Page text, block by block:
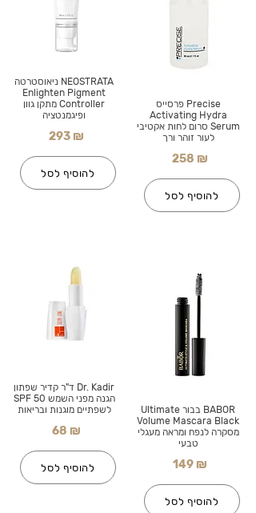
NEOSTRATA ניאוסטרטה
Enlighten Pigment
Controller מתקן גוון
ופיגמנטציה
293 ₪
להוסיף לסל
Dr. Kadir ד"ר קדיר שפתון
הגנה מפני השמש SPF 50
לשפתיים מוגנות ובריאות
68 ₪
להוסיף לסל
Precise פרסייס
Activating Hydra
Serum סרום לחות אקטיבי
לעור זוהר ורך
258 ₪
להוסיף לסל
BABOR בבור Ultimate
Volume Mascara Black
מסקרה לנפח ומראה מעגלי
טבעי
149 ₪
להוסיף לסל